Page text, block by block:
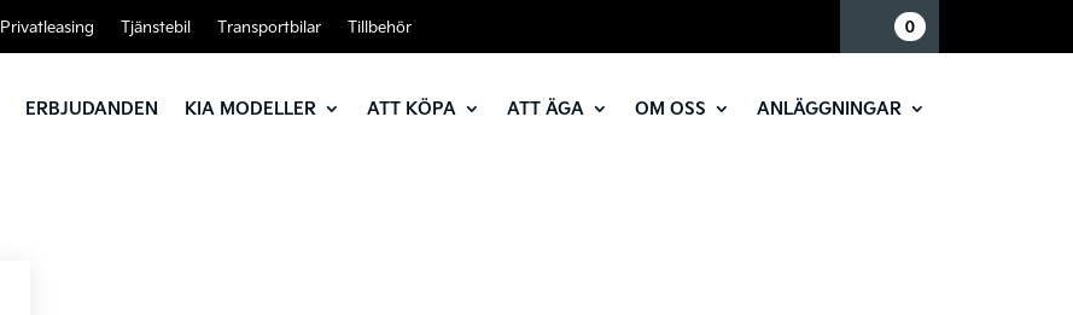
Privatleasing Tjänstebil Transportbilar Tillbehör 0
ERBJUDANDEN KIA MODELLER ATT KÖPA ATT ÄGA OM OSS ANLÄGGNINGAR